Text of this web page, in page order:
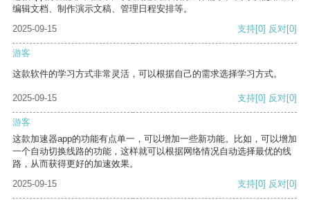
编辑文档、制作演示文稿、管理日程安排等。
2025-09-15
支持[0] 反对[0]
游客
这款软件的学习方式非常灵活，可以根据自己的需求选择学习方式。
2025-09-15 支持[0] 反对[0]
游客
这款加速器app的功能有点单一，可以增加一些新功能。比如，可以增加
一个自动切换线路的功能，这样就可以根据网络情况自动选择最优的线
路，从而获得更好的加速效果。
2025-09-15
支持[0] 反对[0]